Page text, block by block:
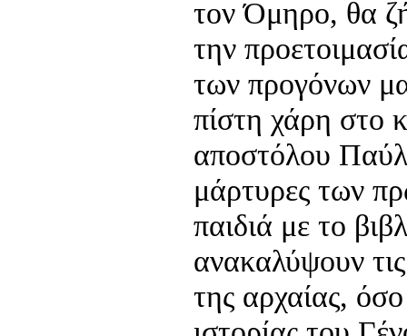
τον Όμηρο, θα
την
των προγόνων
πίστη χάρη στο
αποστόλου
μάρτυρες των
παιδιά με το
ανακαλύψουν
της αρχαίας,